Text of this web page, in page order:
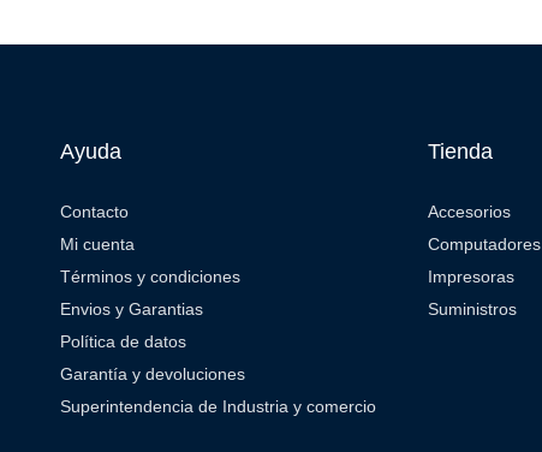
Ayuda
Contacto
Mi cuenta
Términos y condiciones
Envios y Garantias
Política de datos
Garantía y devoluciones
Superintendencia de Industria y comercio
Tienda
Accesorios
Computadores
Impresoras
Suministros